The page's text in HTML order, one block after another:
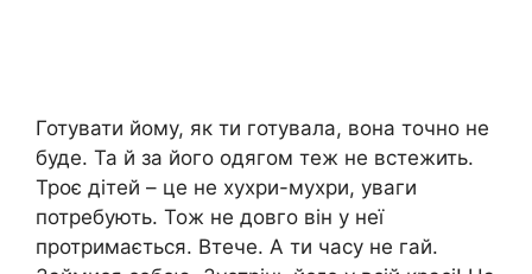
Готувати йому, як ти готувала, вона точно не
буде. Та й за його одягом теж не встежить.
Троє дітей – це не хухри-мухри, уваги
потребують. Тож не довго він у неї
протримається. Втече. А ти часу не гай.